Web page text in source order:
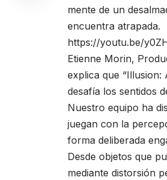
mente de un
encuentra atrapada.
https://youtu.be/
Etienne Morin,
explica que
desafía los sentidos
Nuestro equipo ha
juegan con la
forma deliberada
Desde objetos que
mediante distorsión